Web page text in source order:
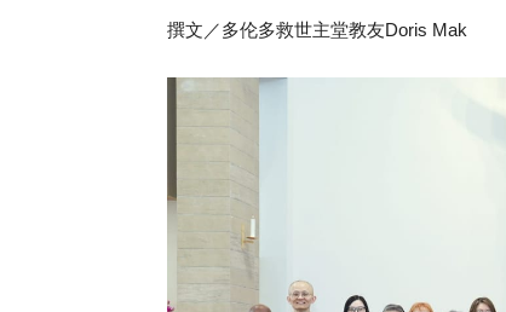
撰文／多伦多救世主堂教友Doris Mak